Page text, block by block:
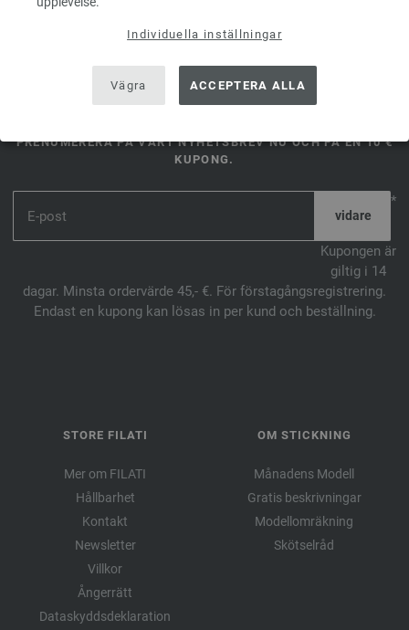
Individuella inställningar
Vägra ACCEPTERA ALLA
FILATI NÄTBUTIK FŐR LANA
GROSSA GARN & DESIGN
PRENUMERERA PÅ VÅRT NYHETSBREV NU OCH FÅ EN 10 €
KUPONG.
*
Kupongen är
giltig i 14
dagar. Minsta ordervärde 45,- €. För förstagångsregistrering.
Endast en kupong kan lösas in per kund och beställning.
STORE FILATI
Mer om FILATI
Hållbarhet
Kontakt
Newsletter
Villkor
Ångerrätt
Dataskyddsdeklaration
OM STICKNING
Månadens Modell
Gratis beskrivningar
Modellomräkning
Skötselråd